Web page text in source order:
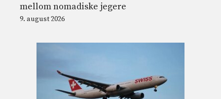
mellom nomadiske jegere
9. august 2026